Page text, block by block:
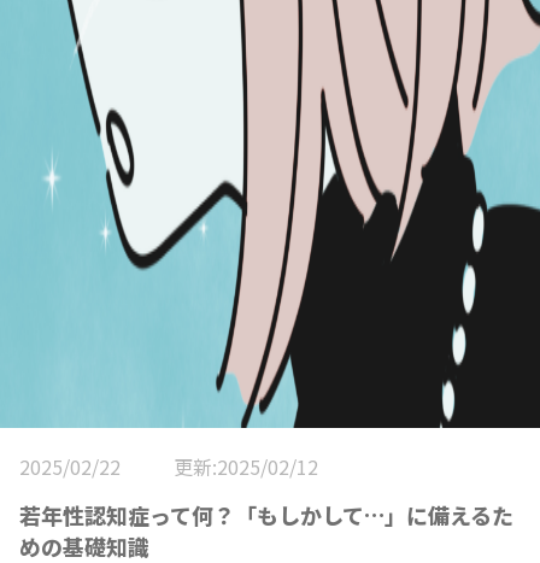
2025/02/22 更新:2025/02/12
若年性認知症って何？「もしかして…」に備えるた
めの基礎知識